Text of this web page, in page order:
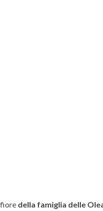
della famiglia delle